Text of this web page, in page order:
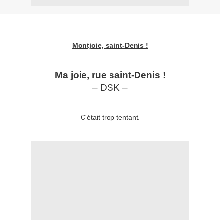
Montjoie, saint-Denis !
Ma joie, rue saint-Denis !
– DSK –
C'était trop tentant.